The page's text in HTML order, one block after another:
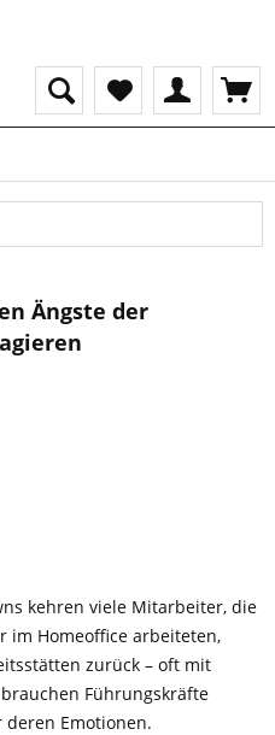
Ängste der
kehren viele Mitarbeiter, die
im Homeoffice arbeiteten,
zurück – oft mit
Führungskräfte
Emotionen.